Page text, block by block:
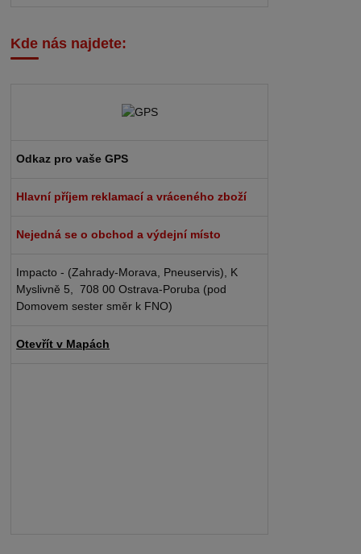
Kde nás najdete:
Odkaz pro vaše GPS
Hlavní příjem reklamací a vráceného zboží
Nejedná se o obchod a výdejní místo
Impacto - (Zahrady-Morava, Pneuservis), K
Myslivně 5, 708 00 Ostrava-Poruba (pod
Domovem sester směr k FNO)
Otevřít v Mapách